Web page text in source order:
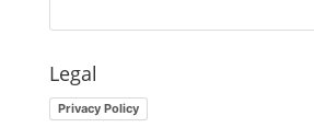
Legal
Privacy Policy